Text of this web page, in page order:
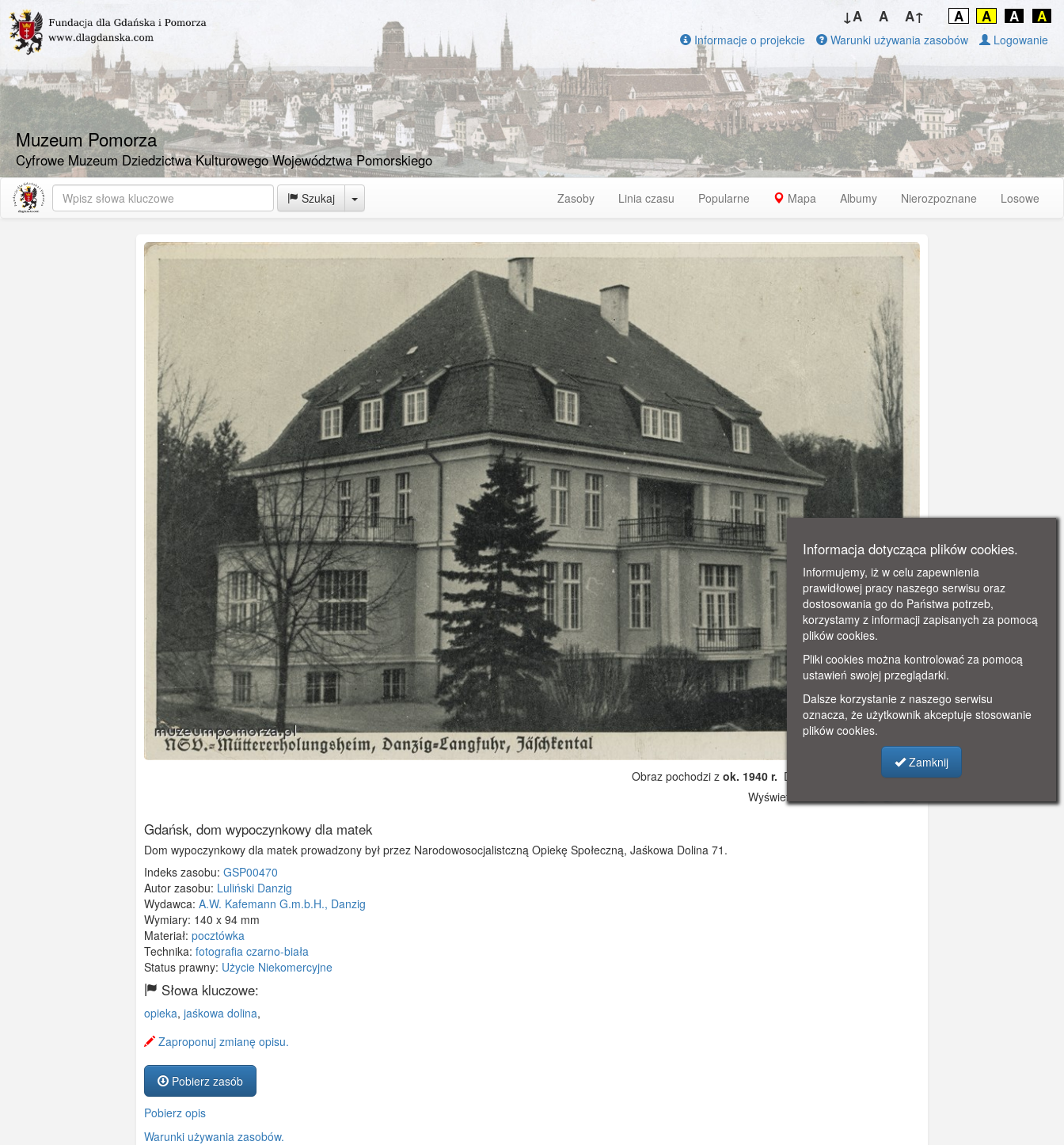
Muzeum Pomorza
Cyfrowe Muzeum Dziedzictwa Kulturowego Województwa Pomorskiego
↓A A A↑ A A A A
Informacje o projekcie Warunki używania zasobów Logowanie
Szukaj Toggle Dropdown Zasoby Linia czasu Popularne Mapa Albumy Nierozpoznane Losowe
Obraz pochodzi z ok. 1940 r. Dodano: 2019-10-26 00:19
Wyświetlono: 3034
Gdańsk, dom wypoczynkowy dla matek
Dom wypoczynkowy dla matek prowadzony był przez Narodowosocjalistczną Opiekę Społeczną, Jaśkowa Dolina 71.
Indeks zasobu: GSP00470
Autor zasobu: Luliński Danzig
Wydawca: A.W. Kafemann G.m.b.H., Danzig
Wymiary: 140 x 94 mm
Materiał: pocztówka
Technika: fotografia czarno-biała
Status prawny: Użycie Niekomercyjne
Słowa kluczowe:
opieka, jaśkowa dolina,
Zaproponuj zmianę opisu.
Pobierz zasób
Pobierz opis
Warunki używania zasobów.
Informacja dotycząca plików cookies.
Informujemy, iż w celu zapewnienia
prawidłowej pracy naszego serwisu oraz
dostosowania go do Państwa potrzeb,
korzystamy z informacji zapisanych za pomocą
plików cookies.
Pliki cookies można kontrolować za pomocą
ustawień swojej przeglądarki.
Dalsze korzystanie z naszego serwisu
oznacza, że użytkownik akceptuje stosowanie
plików cookies.
Zamknij